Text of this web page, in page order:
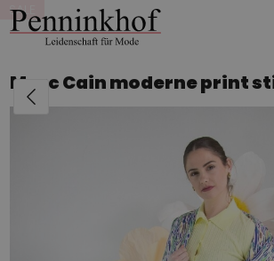
Marc Cain moderne print
SALE
SALE
SALE